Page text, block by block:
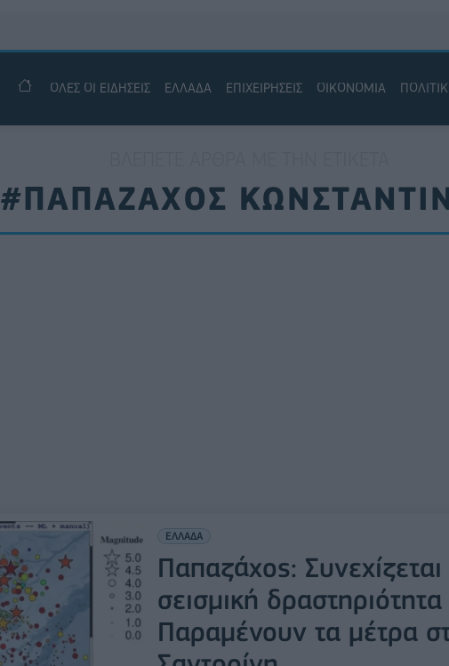
ΟΛΕΣ ΟΙ ΕΙΔΗΣΕΙΣ ΕΛΛΑΔΑ ΕΠΙΧΕΙΡΗΣΕΙΣ ΟΙΚΟΝΟΜΙΑ
#ΠΑΠΑΖΑΧΟΣ
ΕΛΛΑΔΑ
Παπαζάχος: Συνεχίζεται
σεισμική
Παραμένουν τα μέτρα